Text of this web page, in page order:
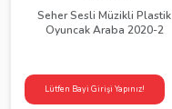
Seher Sesli Müzikli Plastik
Oyuncak Araba 2020-2
Lütfen Bayi Girişi Yapınız!